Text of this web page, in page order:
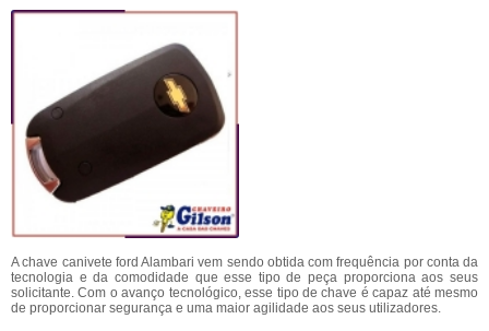
A chave canivete ford Alambari vem sendo obtida com frequência por conta da
tecnologia e da comodidade que esse tipo de peça proporciona aos seus
solicitante. Com o avanço tecnológico, esse tipo de chave é capaz até mesmo
de proporcionar segurança e uma maior agilidade aos seus utilizadores.